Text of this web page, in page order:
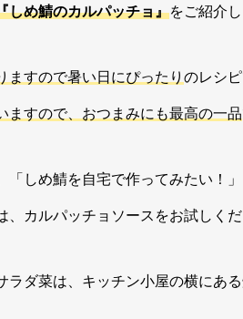
しめ鯖のカルパッチョ』をご紹介し
ますので暑い日にぴったり のレシピ
ますので、おつまみにも最高の一品
「しめ鯖を自宅で作ってみたい！
カルパッチョソースをお試しくだ
ダ菜は、キッチン小屋の横にあ